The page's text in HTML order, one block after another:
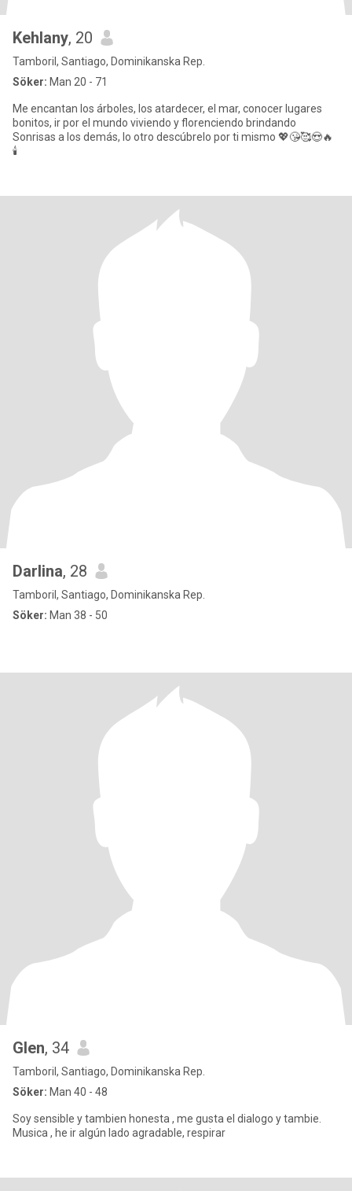
Kehlany, 20
Tamboril, Santiago, Dominikanska Rep.
Söker: Man 20 - 71
Me encantan los árboles, los atardecer, el mar, conocer lugares
bonitos, ir por el mundo viviendo y florenciendo brindando
Sonrisas a los demás, lo otro descúbrelo por ti mismo 💖😘🥰😍🔥
🕯️
Darlina, 28
Tamboril, Santiago, Dominikanska Rep.
Söker: Man 38 - 50
Glen, 34
Tamboril, Santiago, Dominikanska Rep.
Söker: Man 40 - 48
Soy sensible y tambien honesta , me gusta el dialogo y tambie.
Musica , he ir algún lado agradable, respirar